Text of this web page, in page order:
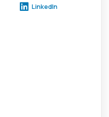
LinkedIn